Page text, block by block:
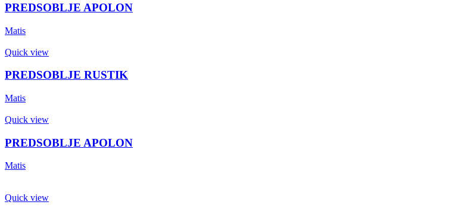
PREDSOBLJE APOLON
Matis
Quick view
PREDSOBLJE RUSTIK
Matis
Quick view
PREDSOBLJE APOLON
Matis
Quick view